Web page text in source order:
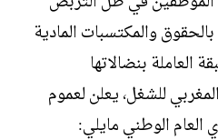
والمكتسبات المادية
العاملة بنضالاتها
للشغل، يعلن لعموم
العام الوطني مايلي: